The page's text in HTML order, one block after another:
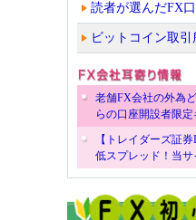
読者が選んだFX
ビットコイン取
老舗FX会社の外為
らの口座開設者限定
【トレイダーズ証
低スプレッド！当